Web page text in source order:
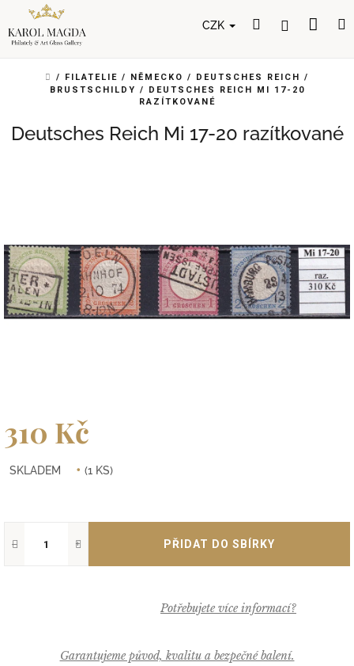
obsah
CZK HledatPřihlášení
DOMŮ
/ FILATELIE / NĚMECKO / DEUTSCHES REICH /
BRUSTSCHILDY /
DEUTSCHES REICH MI 17-20
RAZÍTKOVANÉ
Deutsches Reich Mi 17-20 razítkované
310 Kč
cena:
SKLADEM (1 KS)
+
−
Garantujeme původ, kvalitu a bezpečné balení.